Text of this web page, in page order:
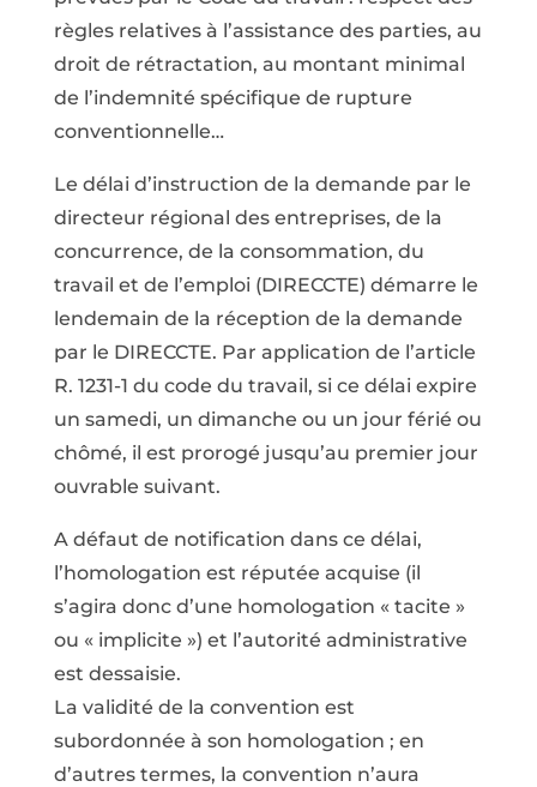
règles relatives à l’assistance des parties, au
droit de rétractation, au montant minimal
de l’indemnité spécifique de rupture
conventionnelle…
Le délai d’instruction de la demande par le
directeur régional des entreprises, de la
concurrence, de la consommation, du
travail et de l’emploi (DIRECCTE) démarre le
lendemain de la réception de la demande
par le DIRECCTE. Par application de l’article
R. 1231-1 du code du travail, si ce délai expire
un samedi, un dimanche ou un jour férié ou
chômé, il est prorogé jusqu’au premier jour
ouvrable suivant.
A défaut de notification dans ce délai,
l’homologation est réputée acquise (il
s’agira donc d’une homologation « tacite »
ou « implicite ») et l’autorité administrative
est dessaisie.
La validité de la convention est
subordonnée à son homologation ; en
d’autres termes, la convention n’aura